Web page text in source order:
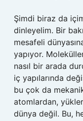
Şimdi biraz da
dinleyelim. Bir
mesafeli
yapıyor.
nasıl bir arada
iç yapılarında
bu çok da
atomlardan,
dünya değil. Bu,